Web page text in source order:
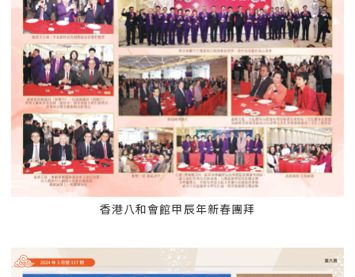
香港八和會館甲辰年新春團拜